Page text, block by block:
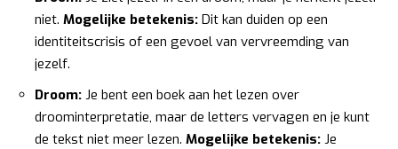
niet. Mogelijke betekenis: Dit kan duiden op een
identiteitscrisis of een gevoel van vervreemding van
jezelf.
Droom: Je bent een boek aan het lezen over
droominterpretatie, maar de letters vervagen en je kunt
de tekst niet meer lezen. Mogelijke betekenis: Je